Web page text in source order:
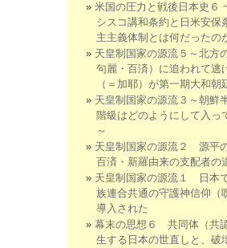
米国の圧力と戦後日本史６
シスコ講和条約と日米安保
主主義体制とは何だったの
天皇制国家の源流５～北方
句麗・百済）に追われて逃
（＝加耶）が第一期大和朝
天皇制国家の源流３～朝鮮
階級はどのようにして入っ
～
天皇制国家の源流２ 源平
百済・新羅由来の支配者の
天皇制国家の源流１ 日本
族連合共通の守護神信仰（
導入された
幕末の思想６ 共同体（共
生する日本の世直しと、破